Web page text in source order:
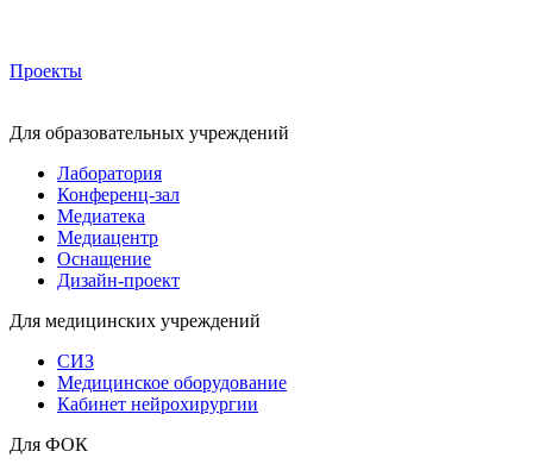
Проекты
Для образовательных учреждений
Лаборатория
Конференц-зал
Медиатека
Медиацентр
Оснащение
Дизайн-проект
Для медицинских учреждений
СИЗ
Медицинское оборудование
Кабинет нейрохирургии
Для ФОК